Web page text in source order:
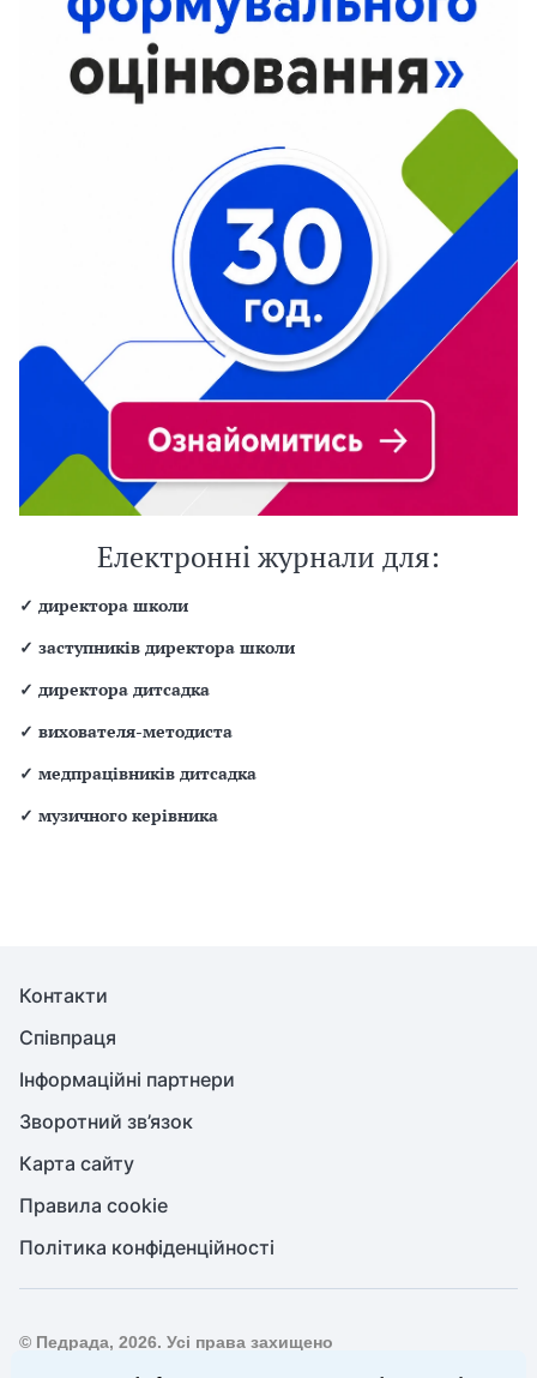
Електронні журнали для:
✓ директора школи
✓ заступників директора школи
✓ директора дитсадка
✓ вихователя-методиста
✓ медпрацівників дитсадка
✓ музичного керівника
Контакти
Співпраця
Інформаційні партнери
Зворотний зв’язок
Карта сайту
Правила cookie
Політика конфіденційності
© Педрада, 2026. Усі права захищено